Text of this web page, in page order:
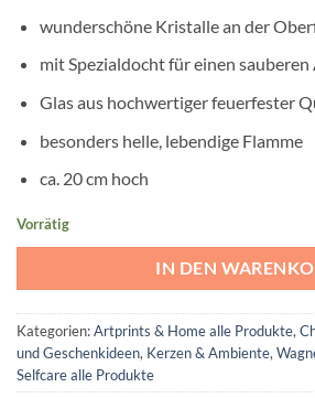
wunderschöne Kristalle an der
mit Spezialdocht für einen
Glas aus hochwertiger feuerfester
besonders helle, lebendige Flamme
ca. 20 cm hoch
Vorrätig
IN DEN
Kategorien:Artprints & Home alle Produkte,
und Geschenkideen, Kerzen & Ambiente,
Selfcare alle Produkte